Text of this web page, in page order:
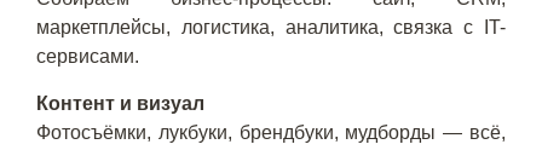
маркетплейсы, логистика, аналитика, связка с IT-
сервисами.
Контент и визуал
Фотосъёмки, лукбуки, брендбуки, мудборды — всё,